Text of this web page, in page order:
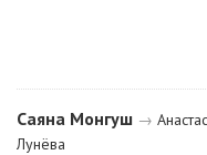
Саяна Монгуш →
Лунёва